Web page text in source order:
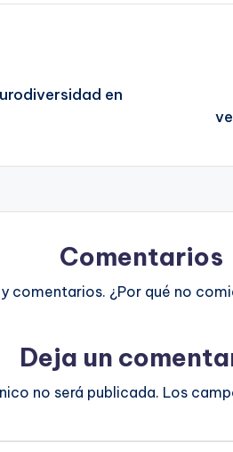
en
Comentarios
comentarios. ¿Por qué no
Deja un
no será publicada. Los